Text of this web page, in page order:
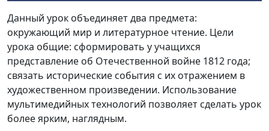
Данный урок объединяет два предмета:
окружающий мир и литературное чтение. Цели
урока общие: сформировать у учащихся
представление об Отечественной войне 1812 года;
связать исторические события с их отражением в
художественном произведении. Использование
мультимедийных технологий позволяет сделать урок
более ярким, наглядным.